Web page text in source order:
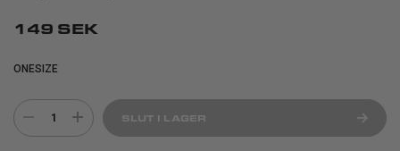
149 SEK
ONESIZE
1 SLUT I LAGER